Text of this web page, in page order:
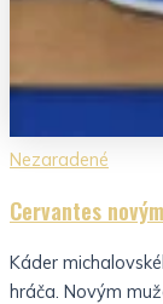
Nezaradené
Cervantes
Káder
hráča. Novým